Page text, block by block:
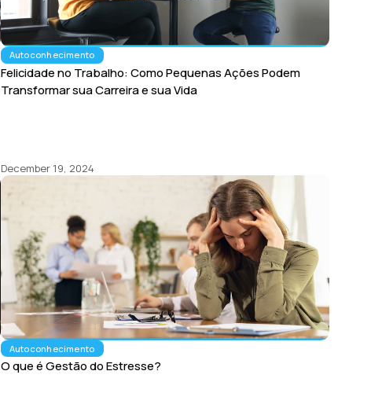
Autoconhecimento
Felicidade no Trabalho: Como Pequenas Ações Podem
Transformar sua Carreira e sua Vida
December 19, 2024
Autoconhecimento
O que é Gestão do Estresse?